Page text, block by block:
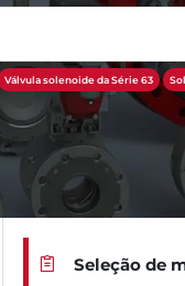
Válvula solenoide da Série 63
Seleção de